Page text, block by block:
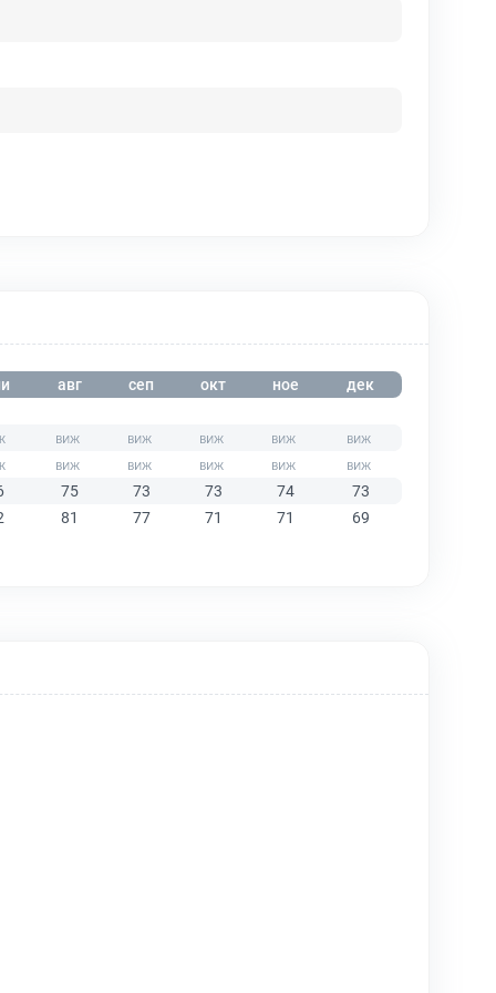
авг сеп окт ное дек
75 73 73 74
73
81 77 71 71 69